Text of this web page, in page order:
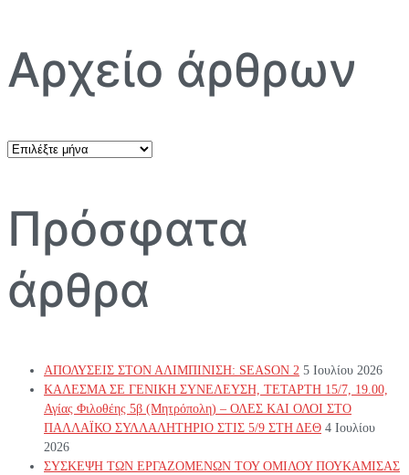
Αρχείο άρθρων
Αρχείο
Πρόσφατα
άρθρα
ΑΠΟΛΥΣΕΙΣ ΣΤΟΝ ΑΛΙΜΠΙΝΙΣΗ: SEASON 2 5 Ιουλίου 2026
ΚΑΛΕΣΜΑ ΣΕ ΓΕΝΙΚΗ ΣΥΝΕΛΕΥΣΗ, ΤΕΤΑΡΤΗ 15/7, 19.00,
Αγίας Φιλοθέης 5β (Μητρόπολη) – ΟΛΕΣ ΚΑΙ ΟΛΟΙ ΣΤΟ
ΠΑΛΛΑΪΚΟ ΣΥΛΛΑΛΗΤΗΡΙΟ ΣΤΙΣ 5/9 ΣΤΗ ΔΕΘ 4 Ιουλίου
2026
ΣΥΣΚΕΨΗ ΤΩΝ ΕΡΓΑΖΟΜΕΝΩΝ ΤΟΥ ΟΜΙΛΟΥ ΠΟΥΚΑΜΙΣΑΣ